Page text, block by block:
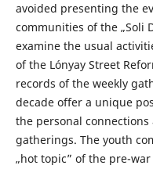
avoided presenting the
communities of the „Soli
examine the usual
of the Lónyay Street
records of the weekly
decade offer a unique
the personal
gatherings. The youth
„hot topic” of the pre-